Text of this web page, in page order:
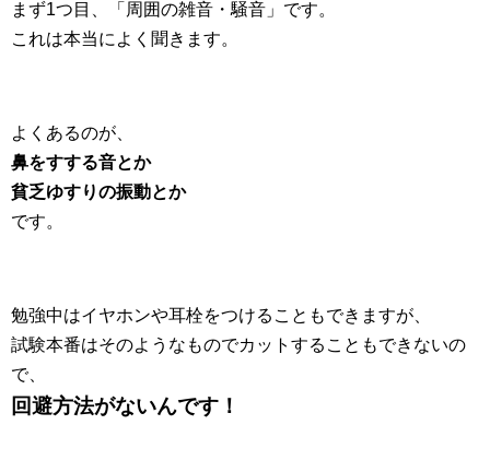
まず1つ目、「周囲の雑音・騒音」です。
これは本当によく聞きます。
よくあるのが、
鼻をすする音とか
貧乏ゆすりの振動とか
です。
勉強中はイヤホンや耳栓をつけることもできますが、
試験本番はそのようなものでカットすることもできないの
で、
回避方法がないんです！